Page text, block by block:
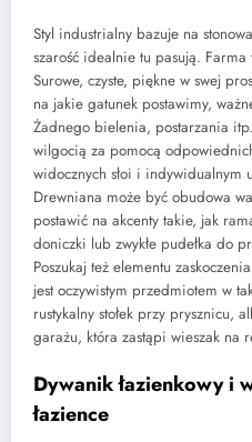
Styl industrialny bazuje na
szarość idealnie tu pasują.
Surowe, czyste, piękne w swej
na jakie gatunek postawimy,
Żadnego bielenia, postarzania
wilgocią za pomocą
widocznych słoi i indywidualnym
Drewniana może być obudowa
postawić na akcenty takie, jak
doniczki lub zwykłe pudełka do
Poszukaj też elementu
jest oczywistym przedmiotem w
rustykalny stołek przy prysznicu,
garażu, która zastąpi wieszak na
Dywanik łazienkowy i
łazience